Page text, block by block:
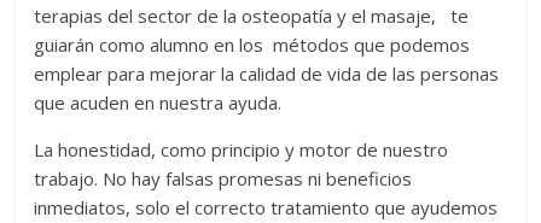
terapias del sector de la osteopatía y el masaje, te
guiarán como alumno en los métodos que podemos
emplear para mejorar la calidad de vida de las personas
que acuden en nuestra ayuda.
La honestidad, como principio y motor de nuestro
trabajo. No hay falsas promesas ni beneficios
inmediatos, solo el correcto tratamiento que ayudemos